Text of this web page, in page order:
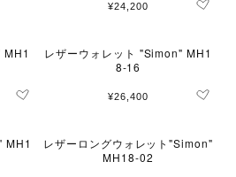
¥24,200
MH1
レザーウォレット "Simon" MH1
8-16
¥26,400
MH1
レザーロングウォレット"Simon"
MH18-02